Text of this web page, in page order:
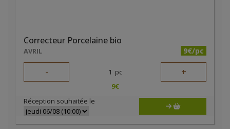
Correcteur Porcelaine bio
AVRIL 9€/pc
- 1 pc +
9€
Réception souhaitée le